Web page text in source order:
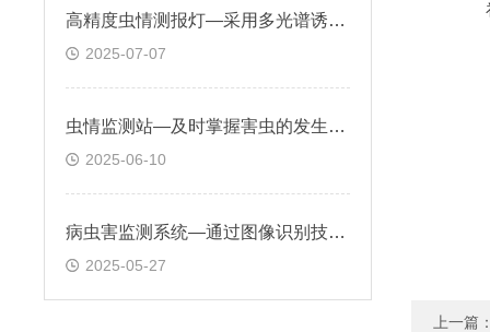
高精度虫情测报灯—采用多光谱诱虫技术，能够有效吸引多种害虫
2025-07-07
虫情监测站—及时掌握害虫的发生动态，制定科学合理的防治策略
2025-06-10
病虫害监测系统—通过图像识别技术自动识别病虫害种类和数量
2025-05-27
上一篇